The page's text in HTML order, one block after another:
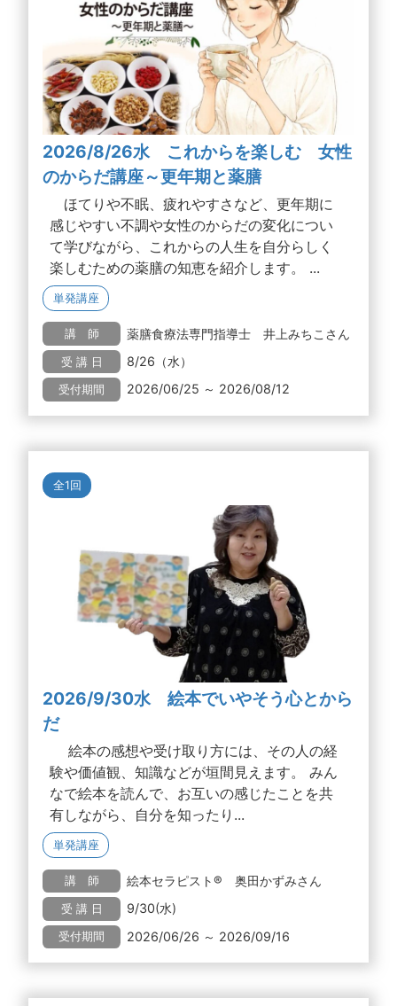
2026/8/26水 これからを楽しむ 女性
のからだ講座～更年期と薬膳
ほてりや不眠、疲れやすさなど、更年期に
感じやすい不調や女性のからだの変化につい
て学びながら、これからの人生を自分らしく
楽しむための薬膳の知恵を紹介します。 ...
単発講座
講 師 薬膳食療法専門指導士 井上みちこさん
受 講 日 8/26（水）
受付期間 2026/06/25 ～ 2026/08/12
全1回
2026/9/30水 絵本でいやそう心とから
だ
絵本の感想や受け取り方には、その人の経
験や価値観、知識などが垣間見えます。 みん
なで絵本を読んで、お互いの感じたことを共
有しながら、自分を知ったり...
単発講座
講 師 絵本セラピスト® 奥田かずみさん
受 講 日 9/30(水)
受付期間 2026/06/26 ～ 2026/09/16